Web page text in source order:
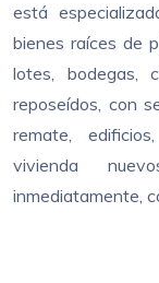
está
bienes raíces de
lotes, bodegas,
reposeídos, con
remate,
vivienda
inmediatamente,